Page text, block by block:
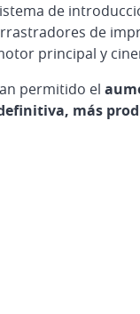
de
de
principal y
permitido el
más